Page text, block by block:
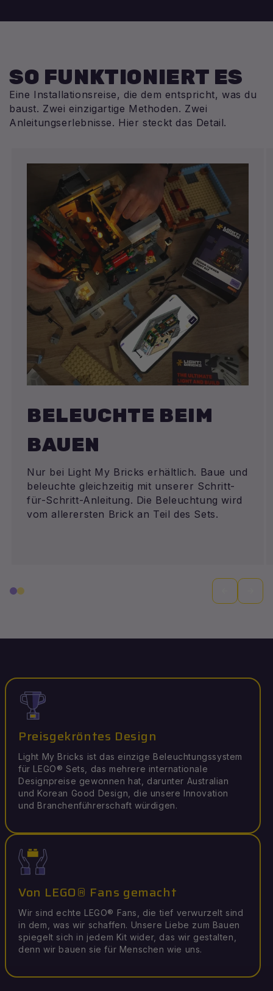
SO FUNKTIONIERT ES
Eine Installationsreise, die dem entspricht, was du
baust. Zwei einzigartige Methoden. Zwei
Anleitungserlebnisse. Hier steckt das Detail.
BELEUCHTE BEIM
BAUEN
Nur bei Light My Bricks erhältlich. Baue und
beleuchte gleichzeitig mit unserer Schritt-
für-Schritt-Anleitung. Die Beleuchtung wird
vom allerersten Brick an Teil des Sets.
Preisgekröntes Design
Light My Bricks ist das einzige Beleuchtungssystem
für LEGO® Sets, das mehrere internationale
Designpreise gewonnen hat, darunter Australian
und Korean Good Design, die unsere Innovation
und Branchenführerschaft würdigen.
Von LEGO® Fans gemacht
Wir sind echte LEGO® Fans, die tief verwurzelt sind
in dem, was wir schaffen. Unsere Liebe zum Bauen
spiegelt sich in jedem Kit wider, das wir gestalten,
denn wir bauen sie für Menschen wie uns.